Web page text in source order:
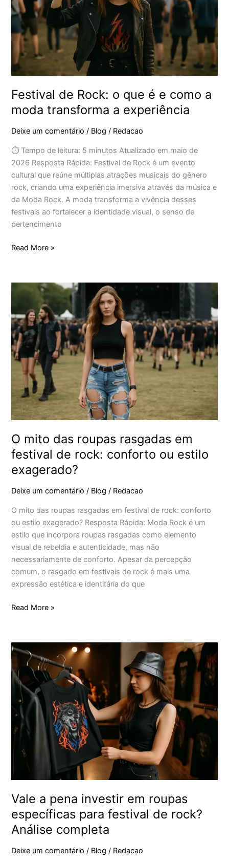
Festival de Rock: o que é e como a
moda transforma a experiência
Deixe um comentário / Blog / Redacao
⏱ Tempo de leitura: 5 minutos Atualizado em maio de
2026 Resposta Rápida: Festival de Rock é um evento
cultural que reúne múltiplas atrações musicais do gênero
rock, criando uma experiência imersiva através da música e
da Moda Rock. A moda transforma a vivência desses
festivais ao fortalecer a identidade visual, o senso de
pertencimento
é
e
como
moda
transforma
a
experiência
Read More »
O mito das roupas rasgadas em
festival de rock: conforto ou estilo
exagerado?
Deixe um comentário / Blog / Redacao
O mito das roupas rasgadas em festival de rock: conforto
ou estilo exagerado? Resposta Rápida: Moda Rock é um
estilo que incorpora roupas rasgadas como elemento
visual de rebeldia e autenticidade, mas não
necessariamente de conforto. Apesar da percepção
comum, o rasgado em festivais de rock é mais uma
expressão estética e identitária do que
O
das
roupas
rasgadas
em
festival
rock:
conforto
ou
estilo
exagerado?
Read More »
Vale a pena investir em roupas
específicas para festival de rock?
Análise completa
Deixe um comentário / Blog / Redacao
Vale
a
pena
investir
em
roupas
específicas
para
Análise
completa